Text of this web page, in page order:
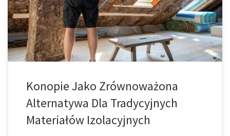
alternatywa dla tradycyjnych materiałów izolacyjnych. Konopia to
wszechstronna roślina, która jest używana od wieków do produkcji
szerokiej gamy produktów. […]
Konopie Jako Zrównoważona
Alternatywa Dla Tradycyjnych
Materiałów Izolacyjnych